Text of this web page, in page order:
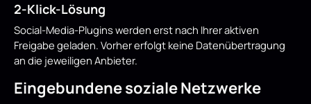
2-Klick-Lösung
Social-Media-Plugins werden erst nach Ihrer aktiven
Freigabe geladen. Vorher erfolgt keine Datenübertragung
an die jeweiligen Anbieter.
Eingebundene soziale Netzwerke